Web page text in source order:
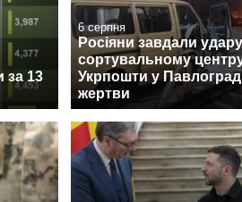
за 13
6 серпня
Росіяни завдали
сортувальному
Укрпошти у
жертви